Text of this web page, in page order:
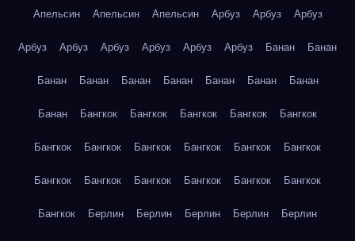
Апельсин Апельсин Апельсин Арбуз Арбуз Арбуз
Арбуз Арбуз Арбуз Арбуз Арбуз Арбуз Банан Банан
Банан Банан Банан Банан Банан Банан Банан
Банан Бангкок Бангкок Бангкок Бангкок Бангкок
Бангкок Бангкок Бангкок Бангкок Бангкок Бангкок
Бангкок Бангкок Бангкок Бангкок Бангкок Бангкок
Бангкок Берлин Берлин Берлин Берлин Берлин